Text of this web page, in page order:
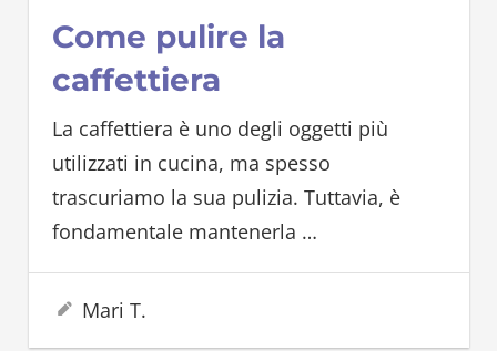
Come pulire la
caffettiera
La caffettiera è uno degli oggetti più
utilizzati in cucina, ma spesso
trascuriamo la sua pulizia. Tuttavia, è
fondamentale mantenerla …
9 Febbraio 2023
Mari T.